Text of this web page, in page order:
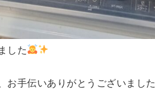
した
お手伝いありがとうございました